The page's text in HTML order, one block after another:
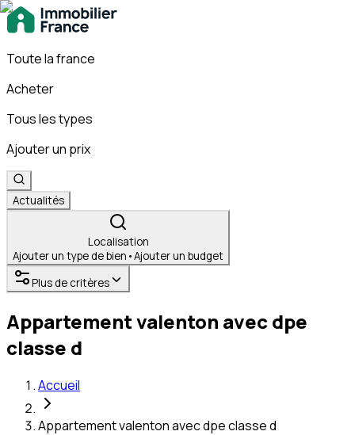
Toute la france
Acheter
Tous les types
Ajouter un prix
Actualités
Localisation
Ajouter un type de bien •Ajouter un budget
Plus de critères
Appartement valenton avec dpe
classe d
Accueil
Appartement valenton avec dpe classe d